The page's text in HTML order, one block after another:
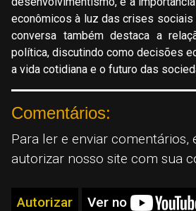
econômicos à luz das crises sociais
conversa também destaca a
política, discutindo como decisões
a vida cotidiana e o futuro das
Comentários:
Para ler e enviar comentários,
autorizar nosso site com sua
Autorizar Ver no